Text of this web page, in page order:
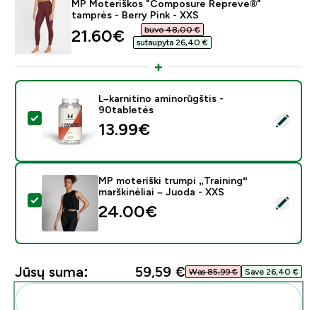
MP Moteriškos "Composure Repreve®"
tamprės - Berry Pink - XXS
discounted price
21.60€‎
buvo 48,00 €‎
sutaupyta 26,40 €‎
Pasirinkti šį produktą - L–karnitino aminorūgštis -
L–karnitino aminorūgštis -
90tabletės
13.99€‎
Pasirinkti šį produktą - MP moteriški trumpi „Training“
MP moteriški trumpi „Training“
marškinėliai – Juoda - XXS
24.00€‎
Jūsų suma: 59,59 €‎ Was 85,99 €‎ Save 26,40 €‎